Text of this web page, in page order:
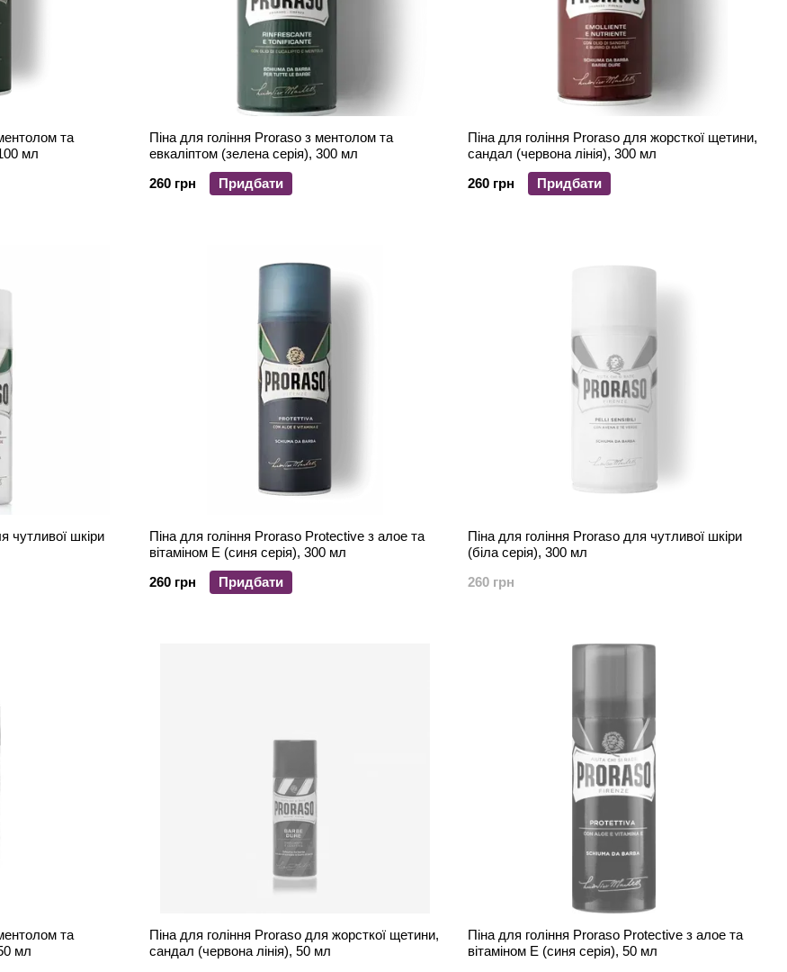
та
мл
Піна для гоління Proraso з ментолом та
евкаліптом (зелена серія), 300 мл
260 грн
Придбати
Піна для гоління Proraso для жорсткої щетини,
сандал (червона лінія), 300 мл
260 грн
Придбати
Піна для гоління Proraso Protective з алое та
вітаміном Е (синя серія), 300 мл
260 грн
Придбати
Піна для гоління Proraso для чутливої шкіри
(біла серія), 300 мл
260 грн
та
мл
Піна для гоління Proraso для жорсткої щетини,
сандал (червона лінія), 50 мл
Піна для гоління Proraso Protective з алое та
вітаміном Е (синя серія), 50 мл